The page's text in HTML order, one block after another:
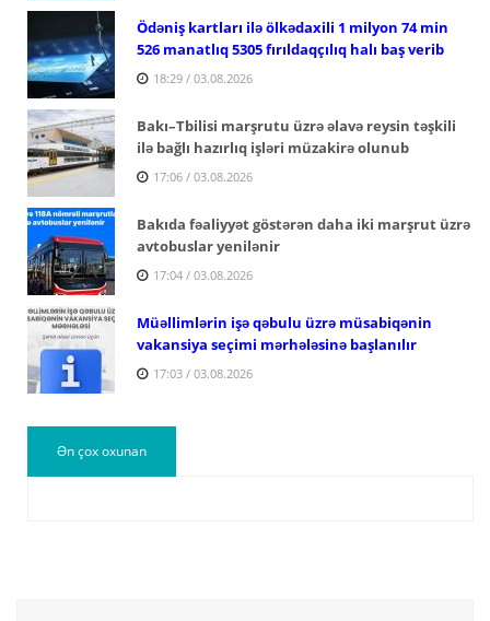
Ödəniş kartları ilə ölkədaxili 1 milyon 74 min
526 manatlıq 5305 fırıldaqçılıq halı baş verib
18:29 / 03.08.2026
Bakı–Tbilisi marşrutu üzrə əlavə reysin təşkili
ilə bağlı hazırlıq işləri müzakirə olunub
17:06 / 03.08.2026
Bakıda fəaliyyət göstərən daha iki marşrut üzrə
avtobuslar yenilənir
17:04 / 03.08.2026
Müəllimlərin işə qəbulu üzrə müsabiqənin
vakansiya seçimi mərhələsinə başlanılır
17:03 / 03.08.2026
Ən çox oxunan